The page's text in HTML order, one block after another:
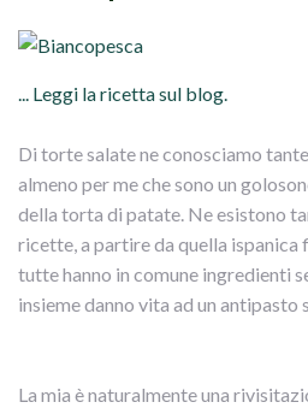
... Leggi la ricetta sul blog.
Di torte salate ne conosciamo
almeno per me che sono un
della torta di patate. Ne esistono
ricette, a partire da quella ispanica
tutte hanno in comune ingredienti
insieme danno vita ad un antipasto
La mia è naturalmente una